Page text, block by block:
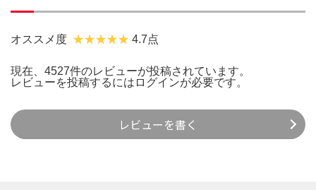
オススメ度 4.7点
現在、4527件のレビューが投稿されています。
レビューを投稿するには ログインが必要です。
レビューを書く